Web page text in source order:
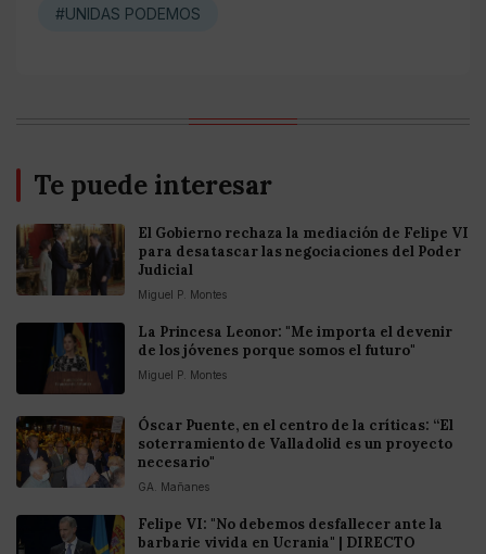
#UNIDAS PODEMOS
Te puede interesar
El Gobierno rechaza la mediación de Felipe VI
para desatascar las negociaciones del Poder
Judicial
Miguel P. Montes
La Princesa Leonor: "Me importa el devenir
de los jóvenes porque somos el futuro"
Miguel P. Montes
Óscar Puente, en el centro de la críticas: “El
soterramiento de Valladolid es un proyecto
necesario"
GA. Mañanes
Felipe VI: "No debemos desfallecer ante la
barbarie vivida en Ucrania" | DIRECTO